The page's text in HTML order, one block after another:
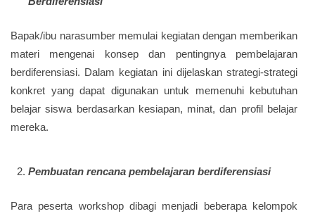
Bapak/ibu narasumber memulai kegiatan dengan memberikan
materi mengenai konsep dan pentingnya pembelajaran
berdiferensiasi. Dalam kegiatan ini dijelaskan strategi-strategi
konkret yang dapat digunakan untuk memenuhi kebutuhan
belajar siswa berdasarkan kesiapan, minat, dan profil belajar
mereka.
Pembuatan rencana pembelajaran berdiferensiasi
Para peserta workshop dibagi menjadi beberapa kelompok